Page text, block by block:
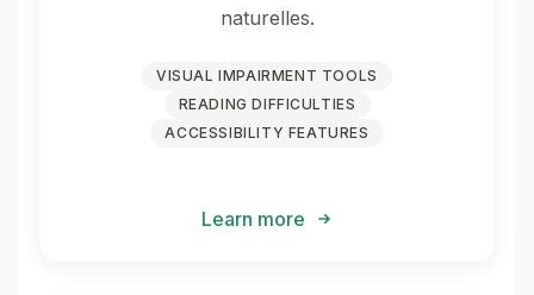
naturelles.
VISUAL IMPAIRMENT TOOLS
READING DIFFICULTIES
ACCESSIBILITY FEATURES
Learn more